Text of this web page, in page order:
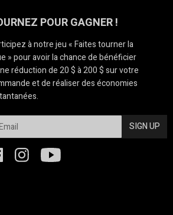
POUR GAGNER !
à notre jeu « Faites tourner la
» pour avoir la chance de bénéficier
réduction de 20 $ à 200 $ sur votre
et de réaliser des économies
SIGN UP